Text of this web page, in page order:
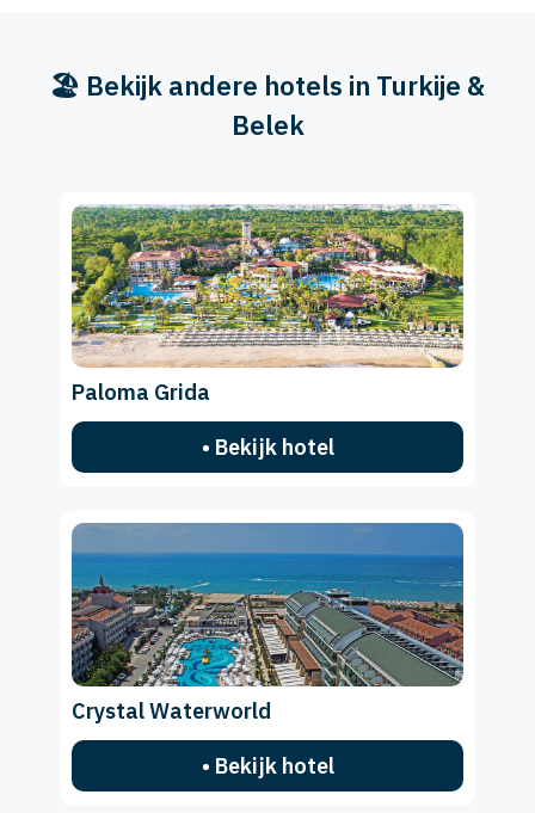
🏖️ Bekijk andere hotels in Turkije &
Belek
Paloma Grida
• Bekijk hotel
Crystal Waterworld
• Bekijk hotel